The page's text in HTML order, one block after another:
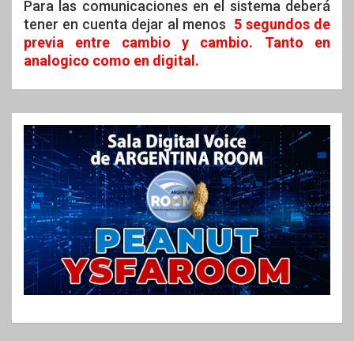
Para las comunicaciones en el sistema deberá
tener en cuenta dejar al menos 5 segundos de
previa entre cambio y cambio. Tanto en
analogico como en digital.